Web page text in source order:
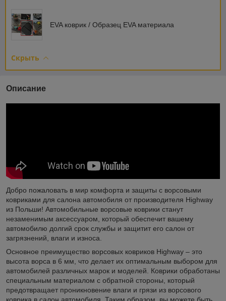
EVA коврик / Образец EVA материала
Скрыть
Описание
Добро пожаловать в мир комфорта и защиты с ворсовыми
ковриками для салона автомобиля от производителя Highway
из Польши! Автомобильные ворсовые коврики станут
незаменимым аксессуаром, который обеспечит вашему
автомобилю долгий срок службы и защитит его салон от
загрязнений, влаги и износа.
Основное преимущество ворсовых ковриков Highway – это
высота ворса в 6 мм, что делает их оптимальным выбором для
автомобилей различных марок и моделей. Коврики обработаны
специальным материалом с обратной стороны, который
предотвращает проникновение влаги и грязи из ворсового
коврика в салон автомобиля. Таким образом, вы можете быть